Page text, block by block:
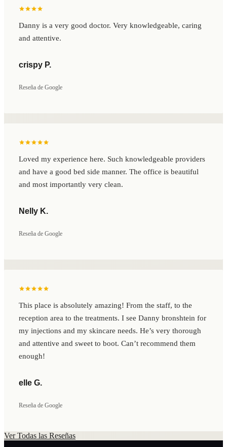
Danny is a very good doctor. Very knowledgeable, caring
and attentive.
crispy P.
Reseña de Google
Loved my experience here. Such knowledgeable providers
and have a good bed side manner. The office is beautiful
and most importantly very clean.
Nelly K.
Reseña de Google
This place is absolutely amazing! From the staff, to the
reception area to the treatments. I see Danny bronshtein for
my injections and my skincare needs. He’s very thorough
and attentive and sweet to boot. Can’t recommend them
enough!
elle G.
Reseña de Google
Ver Todas las Reseñas